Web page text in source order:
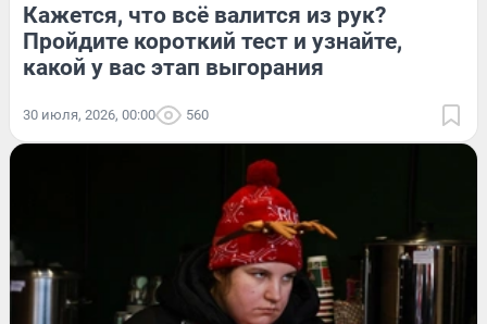
Кажется, что всё валится из рук?
Пройдите короткий тест и узнайте,
какой у вас этап выгорания
30 июля, 2026, 00:00 560